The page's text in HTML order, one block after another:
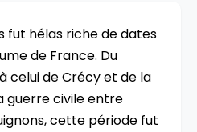
fut hélas riche de dates
de France. Du
celui de Crécy et de la
guerre civile entre
cette période fut